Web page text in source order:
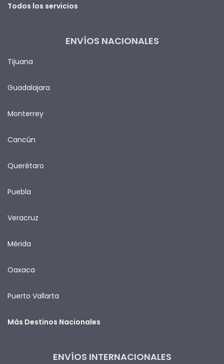
Todos los servicios
ENVÍOS NACIONALES
Tijuana
Guadalajara
Monterrey
Cancún
Querétaro
Puebla
Veracruz
Mérida
Oaxaca
Puerto Vallarta
Más Destinos Nacionales
ENVÍOS INTERNACIONALES